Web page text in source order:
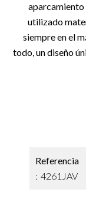
aparcamiento
utilizado
siempre en el
todo, un diseño
Referencia
4261JAV